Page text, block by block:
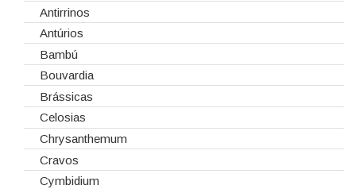
Embalagens
Esponjas
Estruturas
Fitas
Gaiolas
Lanternas
Madeiras
Spray
Tabuleiros/Bases
Natal
Antirrinos
Antúrios
Bambú
Bouvardia
Brássicas
Celosias
Chrysanthemum
Cravos
Cymbidium